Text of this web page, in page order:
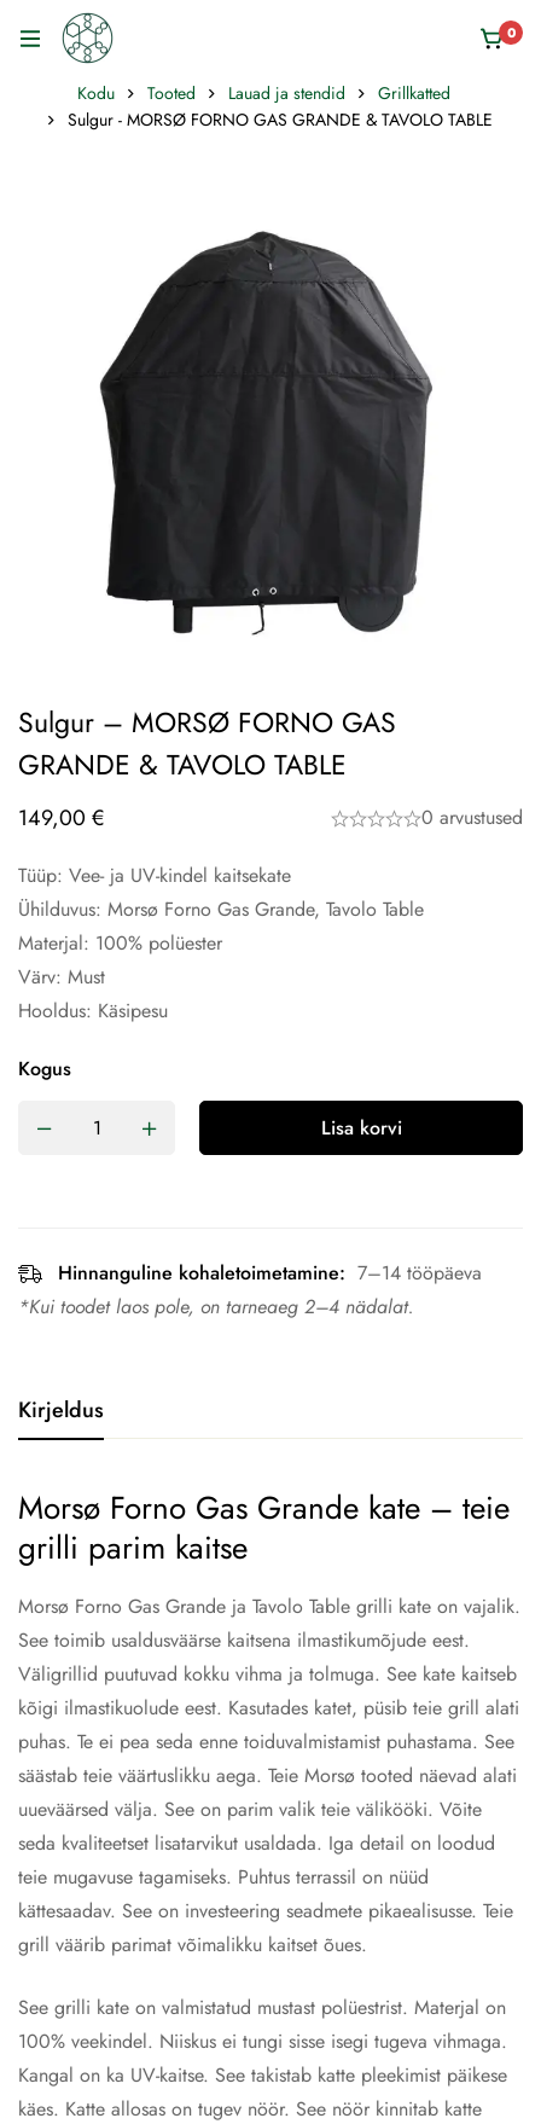
0
Kodu Tooted Lauad ja stendid
Grillkatted
Sulgur - MORSØ FORNO GAS GRANDE & TAVOLO TABLE
Sulgur – MORSØ FORNO GAS
GRANDE & TAVOLO TABLE
149,00 € 0 arvustused
Tüüp: Vee- ja UV-kindel kaitsekate
Ühilduvus: Morsø Forno Gas Grande, Tavolo Table
Materjal: 100% polüester
Värv: Must
Hooldus: Käsipesu
Kogus
Lisa korvi
Hinnanguline kohaletoimetamine: 7–14 tööpäeva
*Kui toodet laos pole, on tarneaeg 2–4 nädalat.
Kirjeldus
Morsø Forno Gas Grande kate – teie
grilli parim kaitse
Morsø Forno Gas Grande ja Tavolo Table grilli kate on vajalik.
See toimib usaldusväärse kaitsena ilmastikumõjude eest.
Väligrillid puutuvad kokku vihma ja tolmuga. See kate kaitseb
kõigi ilmastikuolude eest. Kasutades katet, püsib teie grill alati
puhas. Te ei pea seda enne toiduvalmistamist puhastama. See
säästab teie väärtuslikku aega. Teie Morsø tooted näevad alati
uueväärsed välja. See on parim valik teie välikööki. Võite
seda kvaliteetset lisatarvikut usaldada. Iga detail on loodud
teie mugavuse tagamiseks. Puhtus terrassil on nüüd
kättesaadav. See on investeering seadmete pikaealisusse. Teie
grill väärib parimat võimalikku kaitset õues.
See grilli kate on valmistatud mustast polüestrist. Materjal on
100% veekindel. Niiskus ei tungi sisse isegi tugeva vihmaga.
Kangal on ka UV-kaitse. See takistab katte pleekimist päikese
käes. Katte allosas on tugev nöör. See nöör kinnitab katte